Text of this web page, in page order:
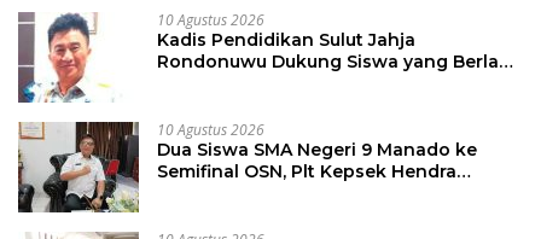
10 Agustus 2026
Kadis Pendidikan Sulut Jahja
Rondonuwu Dukung Siswa yang Berlaga
10 Agustus 2026
Dua Siswa SMA Negeri 9 Manado ke
Semifinal OSN, Plt Kepsek Hendra